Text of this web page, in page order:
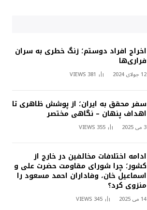
اخراج افراد دوستم؛ زنگ خطری به سران
فراری‌ها
12 جولای 2024 381
VIEWS
سفر محقق به ایران؛ از پوشش ظاهری تا
اهداف پنهان – نگاهی مختصر
3 می 2025 355
VIEWS
ادامه اختلافات مخالفین در خارج از
کشور؛ چرا شورای مقاومت حضرت علی و
اسماعیل خان، وفاداران احمد مسعود را
منزوی کرد؟
14 می 2025 345
VIEWS